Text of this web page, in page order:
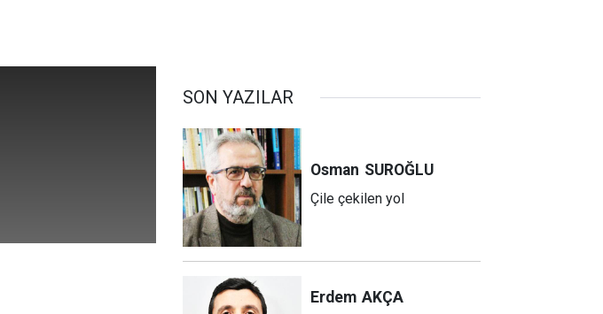
SON YAZILAR
Osman SUROĞLU
Çile çekilen yol
Erdem AKÇA